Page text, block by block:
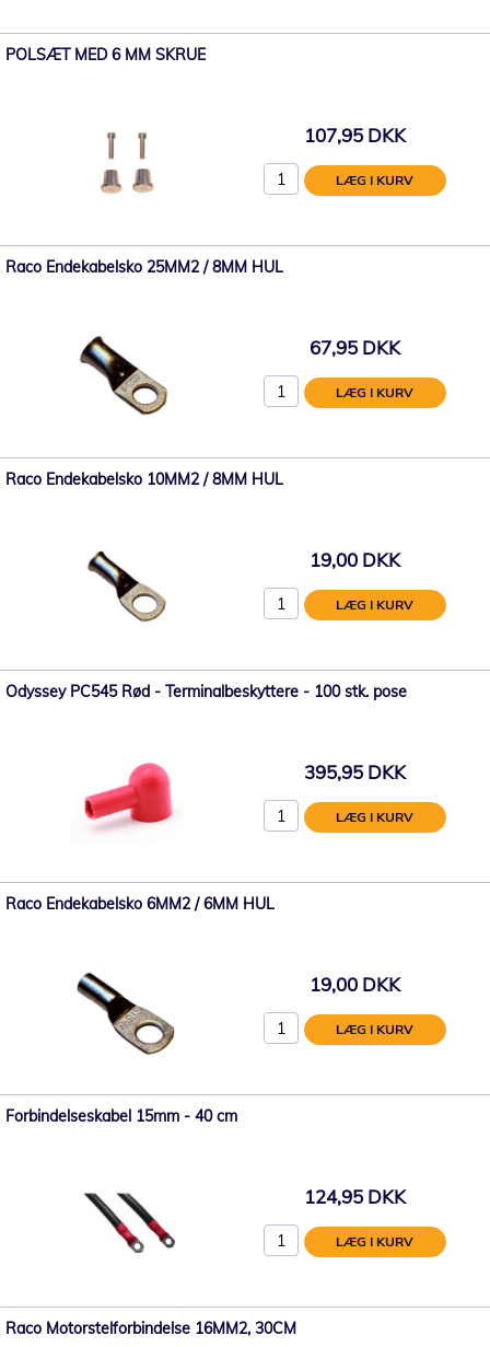
POLSÆT MED 6 MM SKRUE
107,95 DKK
LÆG I KURV
Raco Endekabelsko 25MM2 / 8MM HUL
67,95 DKK
LÆG I KURV
Raco Endekabelsko 10MM2 / 8MM HUL
19,00 DKK
LÆG I KURV
Odyssey PC545 Rød - Terminalbeskyttere - 100 stk. pose
395,95 DKK
LÆG I KURV
Raco Endekabelsko 6MM2 / 6MM HUL
19,00 DKK
LÆG I KURV
Forbindelseskabel 15mm - 40 cm
124,95 DKK
LÆG I KURV
Raco Motorstelforbindelse 16MM2, 30CM